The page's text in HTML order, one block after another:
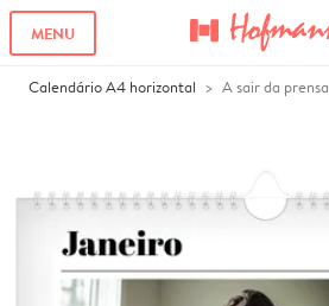
MENU
Calendário A4 horizontal A sair da prensa